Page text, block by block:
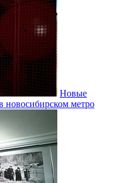
Новые
новосибирском метро